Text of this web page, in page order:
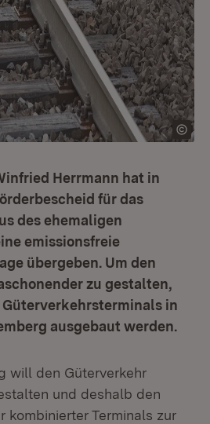
Herrmann hat in
für das
des ehemaligen
emissionsfreie
übergeben. Um den
zu gestalten,
in
ausgebaut werden.
will den Güterverkehr
und deshalb den
kombinierter Terminals zur